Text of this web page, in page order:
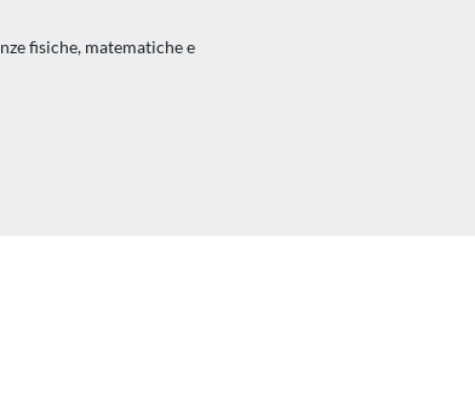
fisiche, matematiche e